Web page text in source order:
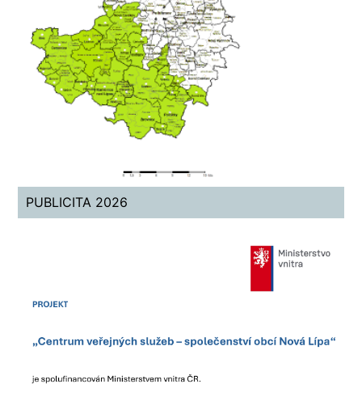
PUBLICITA 2026